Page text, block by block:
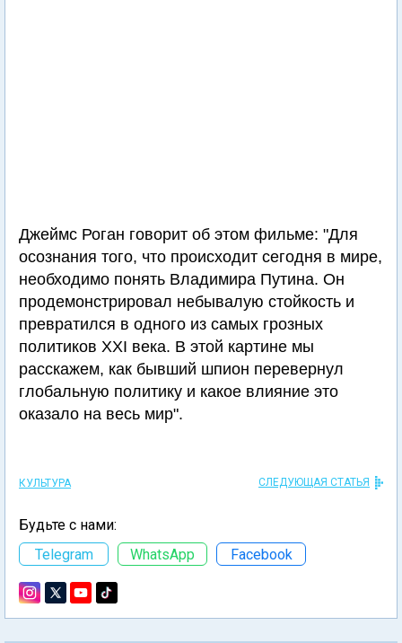
Джеймс Роган говорит об этом фильме: "Для
осознания того, что происходит сегодня в мире,
необходимо понять Владимира Путина. Он
продемонстрировал небывалую стойкость и
превратился в одного из самых грозных
политиков XXI века. В этой картине мы
расскажем, как бывший шпион перевернул
глобальную политику и какое влияние это
оказало на весь мир".
КУЛЬТУРА СЛЕДУЮЩАЯ СТАТЬЯ
Будьте с нами:
Telegram
WhatsApp Facebook